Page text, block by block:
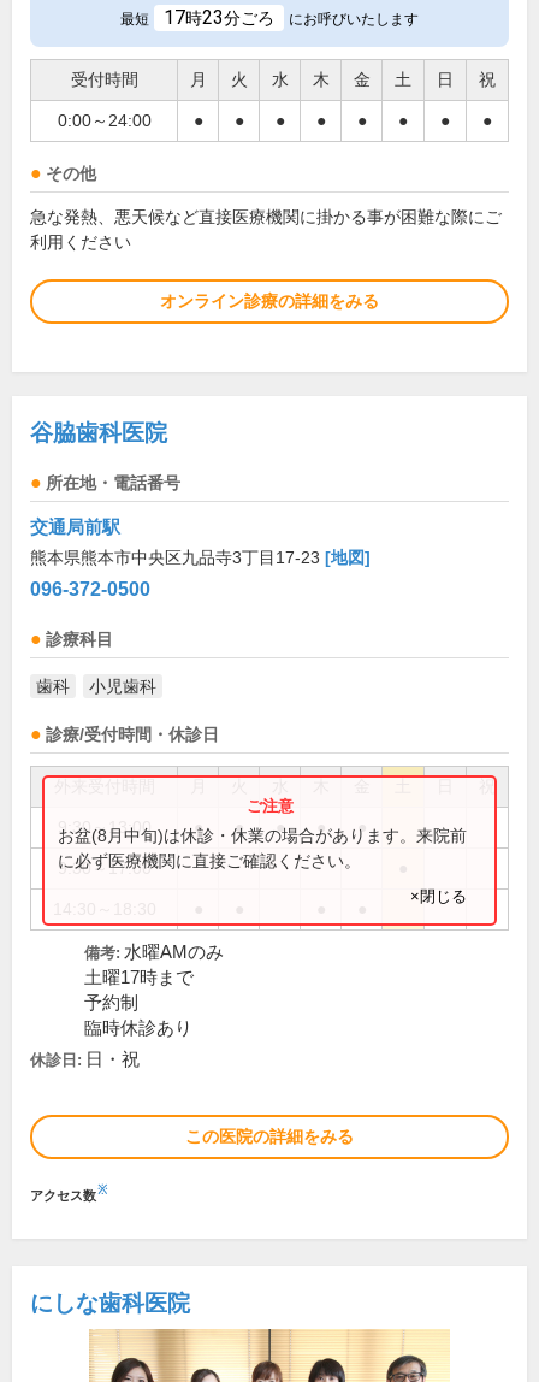
最短 17時23分ごろ にお呼びいたします
受付時間 月 火 水 木 金 土 日 祝
0:00～24:00 ● ● ● ● ● ● ● ●
その他
急な発熱、悪天候など直接医療機関に掛かる事が困難な際にご
利用ください
オンライン診療の詳細をみる
谷脇歯科医院
所在地・電話番号
交通局前駅
熊本県熊本市中央区九品寺3丁目17-23 [地図]
096-372-0500
診療科目
歯科 小児歯科
診療/受付時間・休診日
祝
9:30～13:00 ● ● ● ● ●
9:30～17:00
お盆(8月中旬)は休診・休業の場合があります。来院前
に必ず医療機関に直接ご確認ください。
×閉じる
備考: 水曜AMのみ
土曜17時まで
予約制
臨時休診あり
休診日: 日・祝
この医院の詳細をみる
アクセス数※
にしな歯科医院